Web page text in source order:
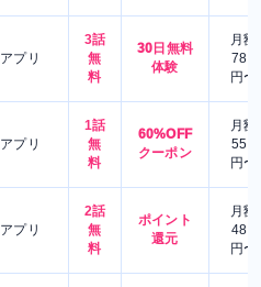
アプリ
3話
無
料
30日無料
体験
月額
780
円〜
アプリ
1話
無
料
60%OFF
クーポン
月額
550
円〜
アプリ
2話
無
料
ポイント
還元
月額
480
円〜